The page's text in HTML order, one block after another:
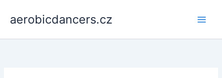
aerobicdancers.cz